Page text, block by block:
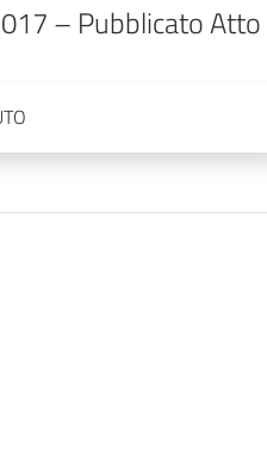
– Pubblicato